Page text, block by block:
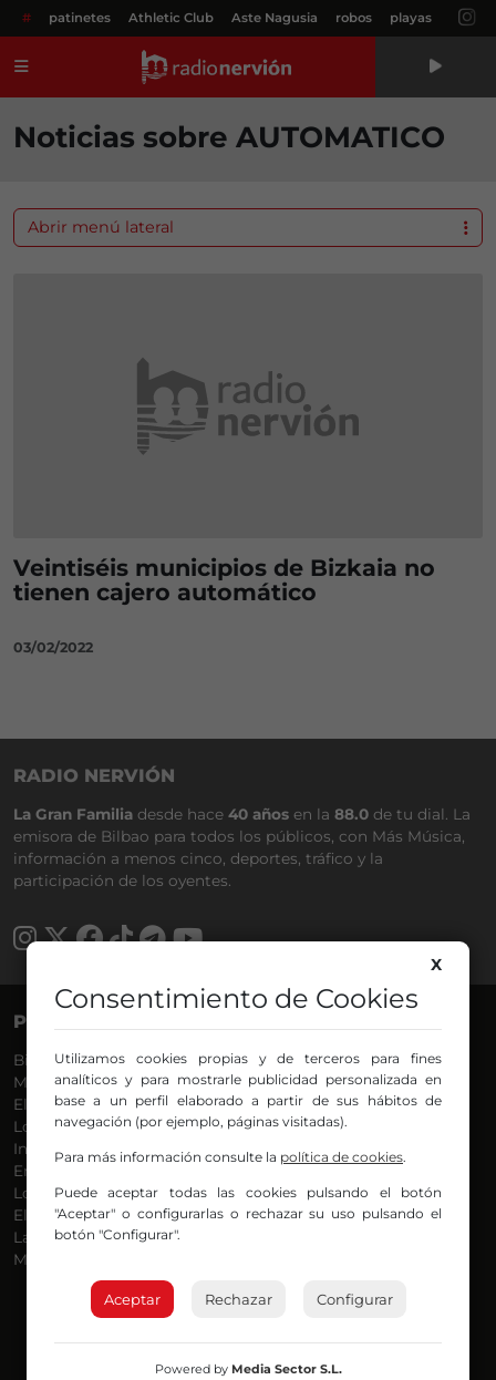
# patinetes Athletic Club Aste Nagusia robos playas
Noticias sobre AUTOMATICO
Veintiséis municipios de Bizkaia no
tienen cajero automático
03/02/2022
Abrir menú lateral
RADIO NERVIÓN
La Gran Familia desde hace 40 años en la 88.0 de tu dial. La
emisora de Bilbao para todos los públicos, con Más Música,
información a menos cinco, deportes, tráfico y la
participación de los oyentes.
PROGRAMAS
Bilbosport
Más Música
El Madrugador
Lo Más Nuevo
Informativos
En Ruta
Locos por la Música
El Supermadrugador
La Mañana de Radio Nervión
Más Madrugada
Agurtzane
Belén Ollero
Dani
Eduardo
Eva Argote
Endika
Iker
Iñigo
Joseba
Mar y Cielo
Miguel Ángel
X
Consentimiento de Cookies
Utilizamos cookies propias y de terceros para fines
analíticos y para mostrarle publicidad personalizada en
base a un perfil elaborado a partir de sus hábitos de
navegación (por ejemplo, páginas visitadas).
Para más información consulte la política de cookies.
Puede aceptar todas las cookies pulsando el botón
"Aceptar" o configurarlas o rechazar su uso pulsando el
botón "Configurar".
Aceptar Rechazar Configurar
Powered by Media Sector S.L.